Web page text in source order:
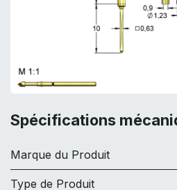
Spécifications
Marque du Produit
Type de Produit